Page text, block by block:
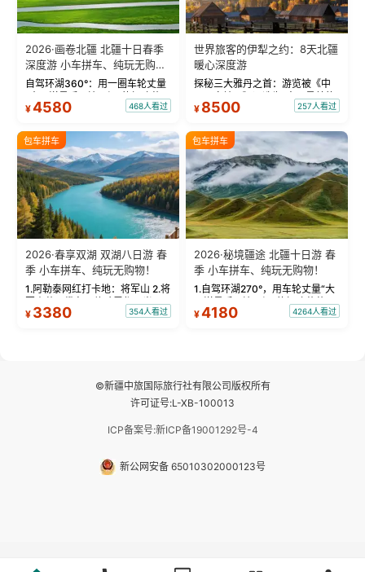
2026·画卷北疆 北疆十日春季
深度游 小车拼车、纯玩无购
物！
自驾环湖360°：用一圈车轮丈量
“大西洋最后一滴眼泪”的极致蔚
蓝。 赛湖旅拍：甄选多款风格服
绝美瞬间。 赛湖坦克300跟车视
频：专业摄影师...
¥4580 468人看过
世界旅客的伊犁之约：8天北疆
暖心深度游
探秘三大雅丹之首：游览被《中
国国家地理》评选为“中国最美的
三大雅丹”第一名的克拉玛依魔鬼
瓦人最大村落——禾木村，欣赏
晨雾与小木...
¥ 8500 257人看过
包车拼车
2026·春享双湖 双湖八日游 春
季 小车拼车、纯玩无购物！
1.阿勒泰网红打卡地：将军山 2.将
军山落日缆车，体验雪都风光 3.
将军山，夕阳派对，蹦迪party 4.
¥ 3380 354人看过
包车拼车
2026·秘境疆途 北疆十日游 春
季 小车拼车、纯玩无购物！
1.自驾环湖270°，用车轮丈量“大
西洋最后一滴眼泪”的极致蔚蓝，
让雪山、花海与深邃湖水在转弯
¥4180 4264人看过
©新疆中旅国际旅行社有限公司版权所有
许可证号:L-XB-100013
ICP备案号:新ICP备19001292号-4
新公网安备 65010302000123号